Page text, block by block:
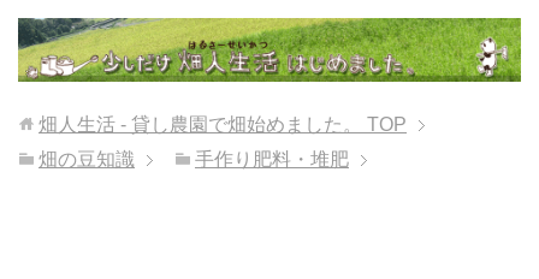
畑人生活 - 貸し農園で畑始めました。
TOP
畑の豆知識
手作り肥料・堆肥